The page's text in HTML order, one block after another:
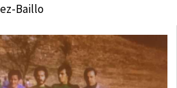
Baillo